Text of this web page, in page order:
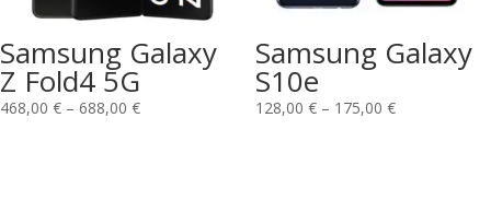
Samsung Galaxy
Z Fold4 5G
468,00 € – 688,00 €
Samsung Galaxy
S10e
128,00 €– 175,00 €